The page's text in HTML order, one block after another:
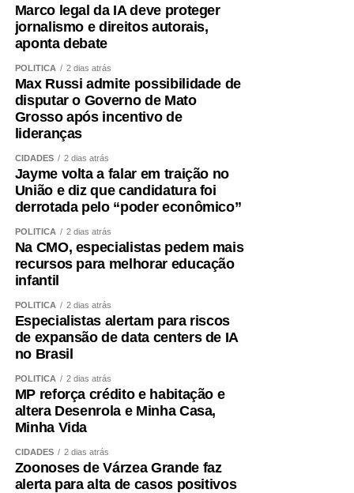
Marco legal da IA deve proteger
jornalismo e direitos autorais,
aponta debate
POLÍTICA 2 dias atrás
Max Russi admite possibilidade de
disputar o Governo de Mato
Grosso após incentivo de
lideranças
CIDADES 2 dias atrás
Jayme volta a falar em traição no
União e diz que candidatura foi
derrotada pelo “poder econômico”
POLÍTICA 2 dias atrás
Na CMO, especialistas pedem mais
recursos para melhorar educação
infantil
POLÍTICA 2 dias atrás
Especialistas alertam para riscos
de expansão de data centers de IA
no Brasil
POLÍTICA 2 dias atrás
MP reforça crédito e habitação e
altera Desenrola e Minha Casa,
Minha Vida
CIDADES 2 dias atrás
Zoonoses de Várzea Grande faz
alerta para alta de casos positivos